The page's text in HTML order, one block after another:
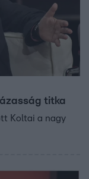
titka
Koltai a nagy